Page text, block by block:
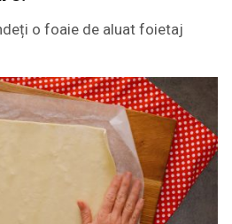
o foaie de aluat foietaj